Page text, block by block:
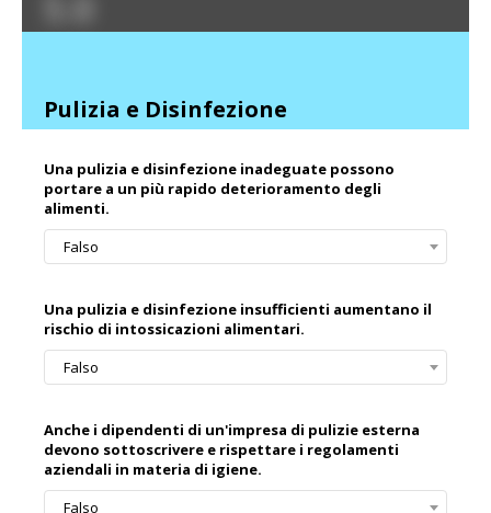
Pulizia e Disinfezione
Una pulizia e disinfezione inadeguate possono
portare a un più rapido deterioramento degli
alimenti.
Falso
Una pulizia e disinfezione insufficienti aumentano il
rischio di intossicazioni alimentari.
Falso
Anche i dipendenti di un'impresa di pulizie esterna
devono sottoscrivere e rispettare i regolamenti
aziendali in materia di igiene.
Falso